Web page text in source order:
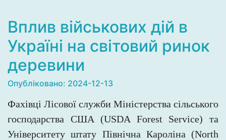
Вплив військових дій в
Україні на світовий ринок
деревини
Опубліковано: 2024-12-13
Фахівці Лісової служби Міністерства сільського
господарства США (USDA Forest Service) та
Університету штату Північна Кароліна (North